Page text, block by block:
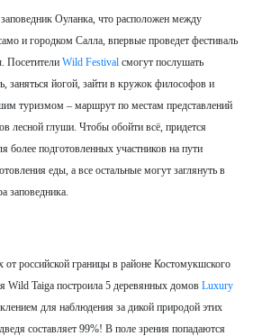
Оуланка, что расположен между
и городком Салла, впервые проведет фестиваль
Посетители Wild Festival смогут послушать
заняться йогой, зайти в кружок философов и
туризмом – маршрут по местам представлений
лесной глуши. Чтобы обойти всё, придется
более подготовленных участников на пути
еды, а все остальные могут заглянуть в
заповедника.
российской границы в районе Костомукшского
Wild Taiga построила 5 деревянных домов Luxury
для наблюдения за дикой природой этих
составляет 99%! В поле зрения попадаются